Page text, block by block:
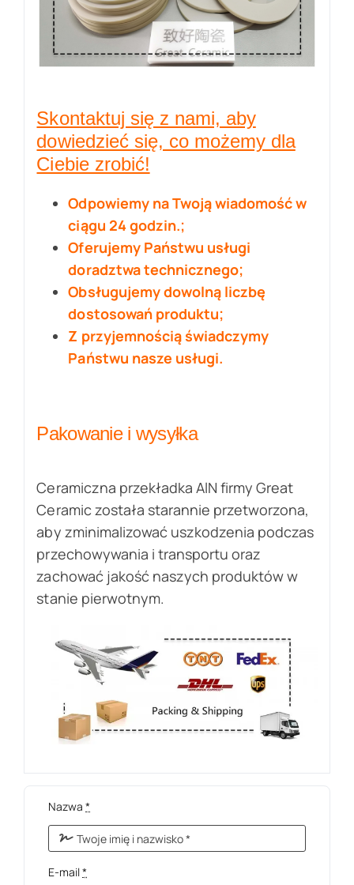
Skontaktuj się z nami, aby
dowiedzieć się, co możemy dla
Ciebie zrobić!
Odpowiemy na Twoją wiadomość w
ciągu 24 godzin.;
Oferujemy Państwu usługi
doradztwa technicznego;
Obsługujemy dowolną liczbę
dostosowań produktu;
Z przyjemnością świadczymy
Państwu nasze usługi.
Pakowanie i wysyłka
Ceramiczna przekładka AlN firmy Great
Ceramic została starannie przetworzona,
aby zminimalizować uszkodzenia podczas
przechowywania i transportu oraz
zachować jakość naszych produktów w
stanie pierwotnym.
Nazwa*
E-mail*